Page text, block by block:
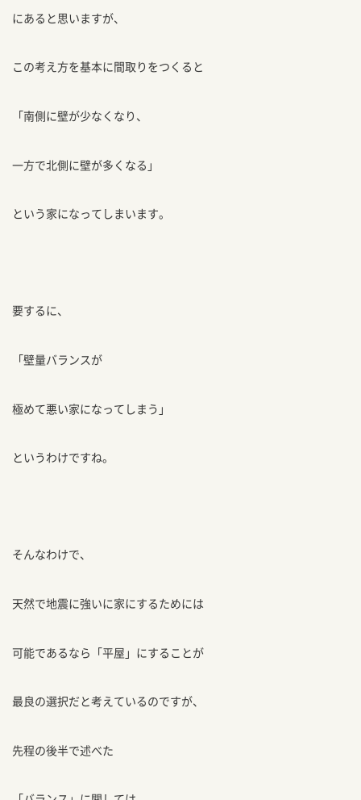
にあると思いますが、
この考え方を基本に間取りをつくると
「南側に壁が少なくなり、
一方で北側に壁が多くなる」
という家になってしまいます。
要するに、
「壁量バランスが
極めて悪い家になってしまう」
というわけですね。
そんなわけで、
天然で地震に強いに家にするためには
可能であるなら「平屋」にすることが
最良の選択だと考えているのですが、
先程の後半で述べた